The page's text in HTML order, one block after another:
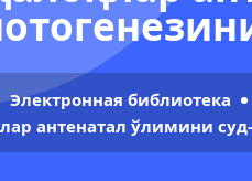
Электронная библиотека
антенатал ўлимини